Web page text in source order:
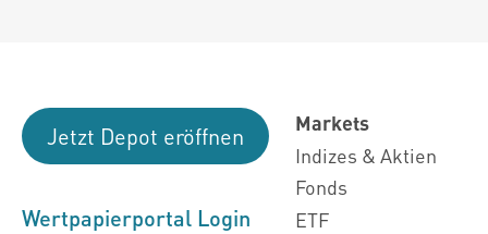
Jetzt Depot eröffnen
Wertpapierportal Login
Markets
Indizes & Aktien
Fonds
ETF